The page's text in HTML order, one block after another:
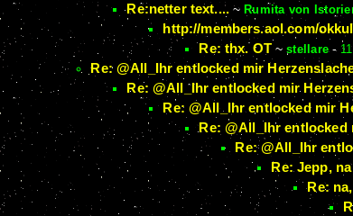
Re:netter text.... ~ Rumita von
http://members.aol.com/
Re: thx. OT ~stellare-
Re: @All_Ihr entlocked mir
Re: @All_Ihr entlocked mir
Re: @All_Ihr entlocked mir
Re: @All_Ihr entlocked
Re: @All_Ihr
Re: Jepp,
Re: